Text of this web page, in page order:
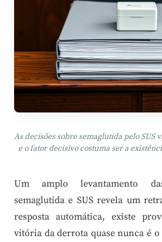
As decisões sobre semaglutida pelo SUS
e o fator decisivo costuma ser a
Um amplo levantamento
semaglutida e SUS revela um
resposta automática, existe
vitória da derrota quase nunca é